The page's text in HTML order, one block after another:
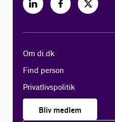
Om di.dk
Find person
Privatlivspolitik
Bliv medlem